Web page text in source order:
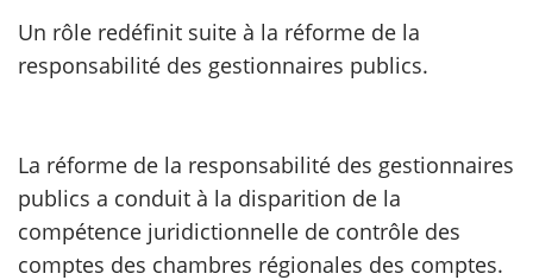
Un rôle redéfinit suite à la réforme de la
responsabilité des gestionnaires publics.
La réforme de la responsabilité des gestionnaires
publics a conduit à la disparition de la
compétence juridictionnelle de contrôle des
comptes des chambres régionales des comptes.